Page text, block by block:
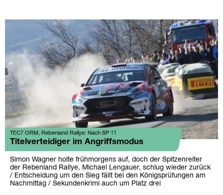
TEC7 ORM, Rebenland Rallye: Nach SP 11
Titelverteidiger im Angriffsmodus
Simon Wagner holte frühmorgens auf, doch der Spitzenreiter
der Rebenland Rallye, Michael Lengauer, schlug wieder zurück
/ Entscheidung um den Sieg fällt bei den Königsprüfungen am
Nachmittag / Sekundenkrimi auch um Platz drei